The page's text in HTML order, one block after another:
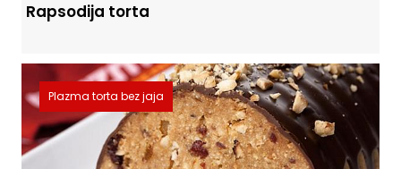
Rapsodija torta
Plazma torta bez jaja